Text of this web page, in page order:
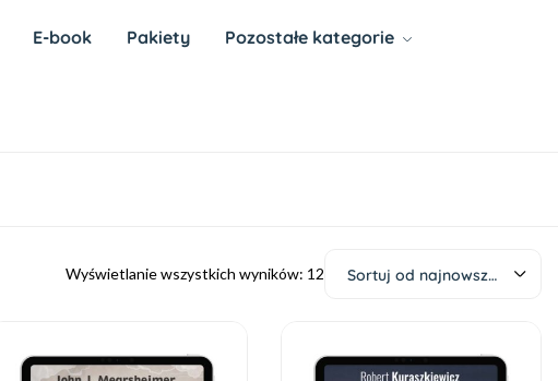
E-book Pakiety Pozostałe kategorie
Wyświetlanie wszystkich wyników: 12 Sortuj od najnowszych